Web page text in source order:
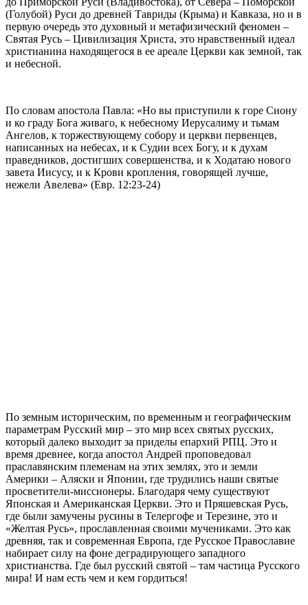
(Голубой) Руси до древней Тавриды (Крыма) и Кавказа, но и в
первую очередь это духовный и метафизический феномен –
Святая Русь – Цивилизация Христа, это нравственный идеал
христианина находящегося в ее ареале Церкви как земной, так
и небесной.
По словам апостола Павла: «Но вы приступили к горе Сиону
и ко граду Бога живаго, к небесному Иерусалиму и тьмам
Ангелов, к торжествующему собору и церкви первенцев,
написанных на небесах, и к Судии всех Богу, и к духам
праведников, достигших совершенства, и к Ходатаю нового
завета Иисусу, и к Крови кропления, говорящей лучше,
нежели Авелева» (Евр. 12:23-24)
По земным историческим, по временным и географическим
параметрам Русский мир – это мир всех святых русских,
который далеко выходит за приделы епархий РПЦ. Это и
время древнее, когда апостол Андрей проповедовал
праславянским племенам на этих землях, это и земли
Америки – Аляски и Японии, где трудились наши святые
просветители-миссионеры. Благодаря чему существуют
Японская и Американская Церкви. Это и Пряшевская Русь,
где были замучены русины в Телергофе и Терезине, это и
«Желтая Русь», прославленная своими мучениками. Это как
древняя, так и современная Европа, где Русское Православие
набирает силу на фоне деградирующего западного
христианства. Где был русский святой – там частица Русского
мира! И нам есть чем и кем гордиться!